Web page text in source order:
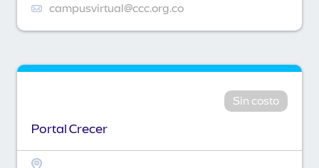
campusvirtual@ccc.org.co
Sin costo
Portal Crecer